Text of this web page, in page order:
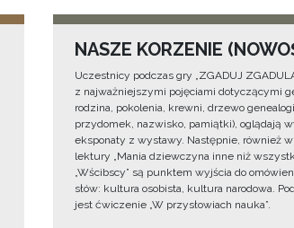
NASZE KORZENIE
Uczestnicy podczas gry „ZGADUJ
z najważniejszymi pojęciami dotyczącymi
rodzina, pokolenia, krewni, drzewo
przydomek, nazwisko, pamiątki), oglądają
eksponaty z wystawy. Następnie, również
lektury „Mania dziewczyna inne niż
„Wścibscy” są punktem wyjścia do
słów: kultura osobista, kultura narodowa.
jest ćwiczenie „W przysłowiach nauka”.